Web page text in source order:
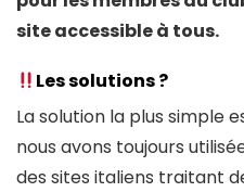
site accessible à tous.
Les solutions ?
La solution la plus simple
nous avons toujours
des sites italiens traitant